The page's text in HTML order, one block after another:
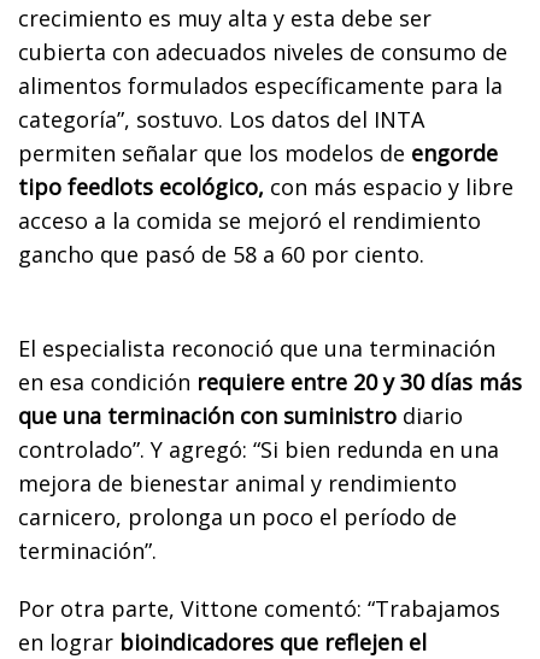
crecimiento es muy alta y esta debe ser
cubierta con adecuados niveles de consumo de
alimentos formulados específicamente para la
categoría”, sostuvo. Los datos del INTA
permiten señalar que los modelos de engorde
tipo feedlots ecológico, con más espacio y libre
acceso a la comida se mejoró el rendimiento
gancho que pasó de 58 a 60 por ciento.
El especialista reconoció que una terminación
en esa condición requiere entre 20 y 30 días más
que una terminación con suministro diario
controlado”. Y agregó: “Si bien redunda en una
mejora de bienestar animal y rendimiento
carnicero, prolonga un poco el período de
terminación”.
Por otra parte, Vittone comentó: “Trabajamos
en lograr bioindicadores que reflejen el